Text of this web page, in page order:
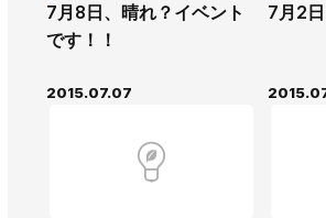
7月8日、晴れ？イベント
です！！
2015.07.07
7月2日